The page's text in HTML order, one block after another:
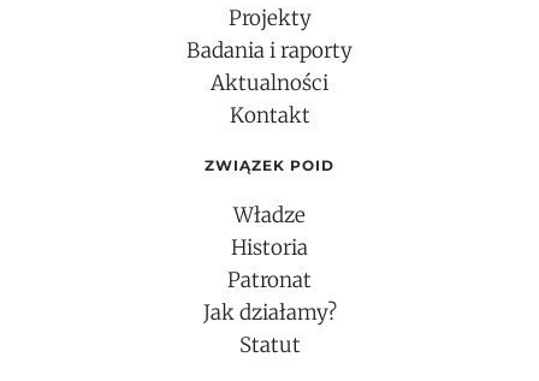
Projekty
Badania i raporty
Aktualności
Kontakt
ZWIĄZEK POID
Władze
Historia
Patronat
Jak działamy?
Statut